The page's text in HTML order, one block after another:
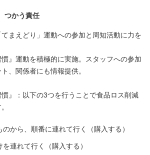
つかう責任
まえどり」運動への参加と周知活動に力を
』運動を積極的に実施。スタッフへの参加
、関係者にも情報提供。
慣』：以下の3つを行うことで食品ロス削減
から、順番に連れて行く（購入する）
連れて行く（購入する）